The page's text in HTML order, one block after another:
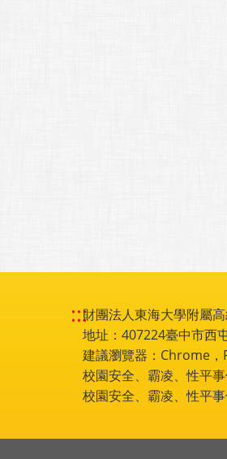
:::財團法人東海大學附屬
地址：407224臺中市西
建議瀏覽器：Chrome，
校園安全、霸凌、性平
校園安全、霸凌、性平